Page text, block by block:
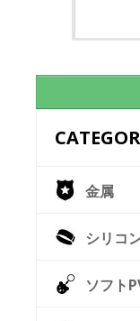
金属
シリコ
ソフト